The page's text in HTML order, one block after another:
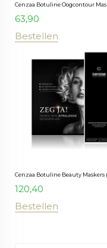
Cenzaa Botuline Oogcontour
63,90
Bestellen
Cenzaa Botuline Beauty Maskers
120,40
Bestellen